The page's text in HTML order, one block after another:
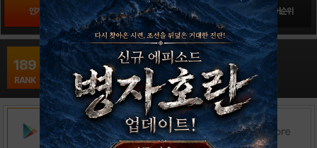
인기게임 팬사이트순위 PLAY스토어순위 앱스토어순위
189
RANK
프로 다면기16
보드 / APPZIL
출시일: 2016-03-07